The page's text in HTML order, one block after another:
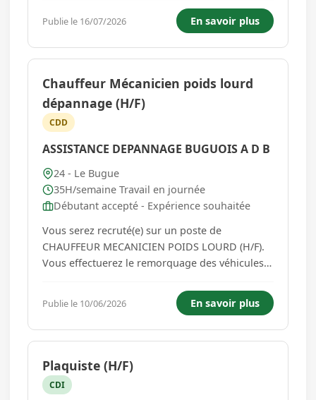
d'effectuer des opérations de maçonnerie de
travaux publics en appui ...
Publie le 16/07/2026 En savoir plus
Chauffeur Mécanicien poids lourd
dépannage (H/F)
CDD
ASSISTANCE DEPANNAGE BUGUOIS A D B
24 - Le Bugue
35H/semaine Travail en journée
Débutant accepté - Expérience souhaitée
Vous serez recruté(e) sur un poste de
CHAUFFEUR MECANICIEN POIDS LOURD (H/F).
Vous effectuerez le remorquage des véhicules
le week-end une semaine sur deux. Contrat à
Durée Déterminée de 6 mois ...
Publie le 10/06/2026 En savoir plus
Plaquiste (H/F)
CDI